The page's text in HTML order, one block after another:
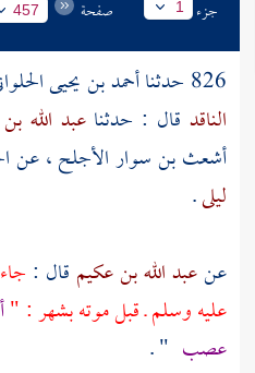
جزء 1 صفحة 457
826 حدثنا أحمد بن يحيى
الناقد قال : حدثناعبد الله
أشعث بن سوار الأجلح، عن
ليلى.
عنعبد الله بن عكيم قال :
عليه وسلم ـ قبل موته بشهر : "
عصب " .